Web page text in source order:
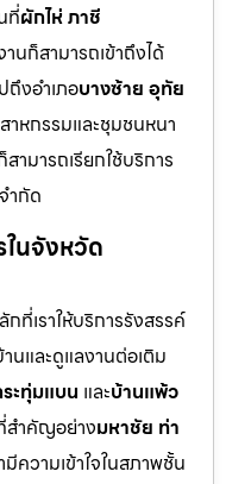
ที่ผักไห่ ภาชี
นก็สามารถเข้าถึงได้
งอำเภอบางซ้าย อุทัย
าหกรรมและชุมชนหนา
สามารถเรียกใช้บริการ
ำกัด
นจังหวัด
ที่เราให้บริการรังสรรค์
นและดูแลงานต่อเติม
ะทุ่มแบน และบ้านแพ้ว
สำคัญอย่างมหาชัย ท่า
ความเข้าใจในสภาพชั้น